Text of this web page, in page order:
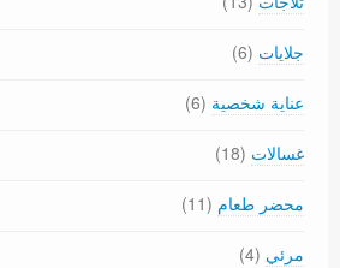
جلايات (6)
عناية شخصية (6)
غسالات (18)
محضر طعام (11)
مرئي (4)